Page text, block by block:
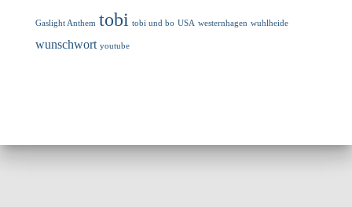
Gaslight Anthem tobi tobi und bo USA westernhagen wuhlheide
wunschwort youtube